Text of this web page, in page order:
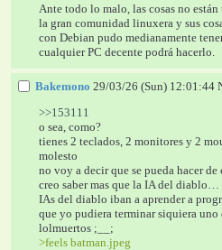
Ante todo lo malo, las cosas no
la gran comunidad linuxera y sus
con Debian pudo medianamente
cualquier PC decente podrá hacerlo.
Bakemono 29/03/26 (Sun) 12:01:44
>>153111
o sea, como?
tienes 2 teclados, 2 monitores y 2
molesto
no voy a decir que se pueda hacer de
creo saber mas que la IA del diablo…
IAs del diablo iban a aprender a
que yo pudiera terminar siquiera uno
lolmuertos ;__;
>feels batman.jpeg